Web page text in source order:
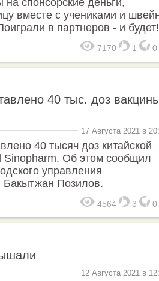
вместе с учениками и
в партнеров - и будет!
7170 1 0
40 тыс. доз
17 Августа 2021 в
40 тысяч доз китайской
Sinopharm. Об этом сообщил
управления
Бакытжан Позилов.
4564 3 0
12 Августа 2021 в